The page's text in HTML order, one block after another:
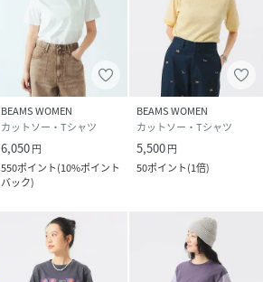
レディース
本体:コットン100
% リブ部分:コットン100
%
KD5006_13
13-04-0204-654-15-16 KD5006
BEAMS WOMEN
カットソー・Tシャツ
6,050円
550ポイント(10%ポイント
バック)
BEAMS WOMEN
カットソー・Tシャツ
5,500円
50ポイント(1倍)